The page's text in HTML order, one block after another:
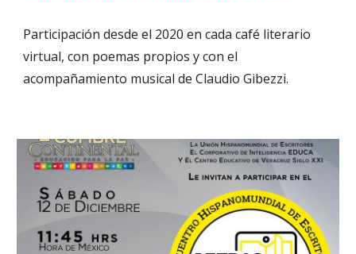
Participación desde el 2020 en cada café literario
virtual, con poemas propios y con el
acompañamiento musical de Claudio Gibezzi.